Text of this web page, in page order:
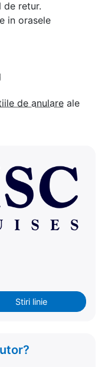
de retur.
in orasele
de anulare ale
Stiri linie